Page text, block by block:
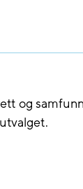
og